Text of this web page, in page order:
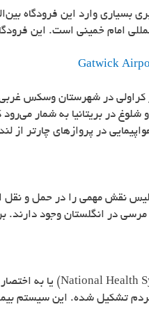
بسیاری وارد این فرودگاه
این فرودگاه دارای 5 ترمینال مسافربربی و 1
Gatwick
در بریتانیا به شمار
در پروازهای چارتر از
مرسی در انگلستان وجود
National Health) یا به اختصار